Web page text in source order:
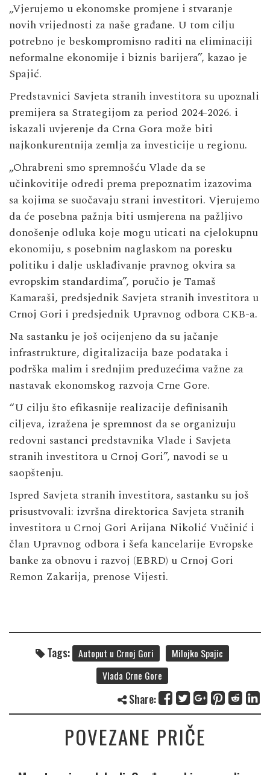
„Vjerujemo u ekonomske promjene i stvaranje
novih vrijednosti za naše građane. U tom cilju
potrebno je beskompromisno raditi na eliminaciji
neformalne ekonomije i biznis barijera”, kazao je
Spajić.
Predstavnici Savjeta stranih investitora su upoznali
premijera sa Strategijom za period 2024-2026. i
iskazali uvjerenje da Crna Gora može biti
najkonkurentnija zemlja za investicije u regionu.
„Ohrabreni smo spremnošću Vlade da se
učinkovitije odredi prema prepoznatim izazovima
sa kojima se suočavaju strani investitori. Vjerujemo
da će posebna pažnja biti usmjerena na pažljivo
donošenje odluka koje mogu uticati na cjelokupnu
ekonomiju, s posebnim naglaskom na poresku
politiku i dalje usklađivanje pravnog okvira sa
evropskim standardima”, poručio je Tamaš
Kamaraši, predsjednik Savjeta stranih investitora u
Crnoj Gori i predsjednik Upravnog odbora CKB-a.
Na sastanku je još ocijenjeno da su jačanje
infrastrukture, digitalizacija baze podataka i
podrška malim i srednjim preduzećima važne za
nastavak ekonomskog razvoja Crne Gore.
“U cilju što efikasnije realizacije definisanih
ciljeva, izražena je spremnost da se organizuju
redovni sastanci predstavnika Vlade i Savjeta
stranih investitora u Crnoj Gori”, navodi se u
saopštenju.
Ispred Savjeta stranih investitora, sastanku su još
prisustvovali: izvršna direktorica Savjeta stranih
investitora u Crnoj Gori Arijana Nikolić Vučinić i
član Upravnog odbora i šefa kancelarije Evropske
banke za obnovu i razvoj (EBRD) u Crnoj Gori
Remon Zakarija, prenose Vijesti.
Tags: Autoput u Crnoj Gori
Milojko Spajic
Vlada Crne Gore
Share:
POVEZANE PRIČE